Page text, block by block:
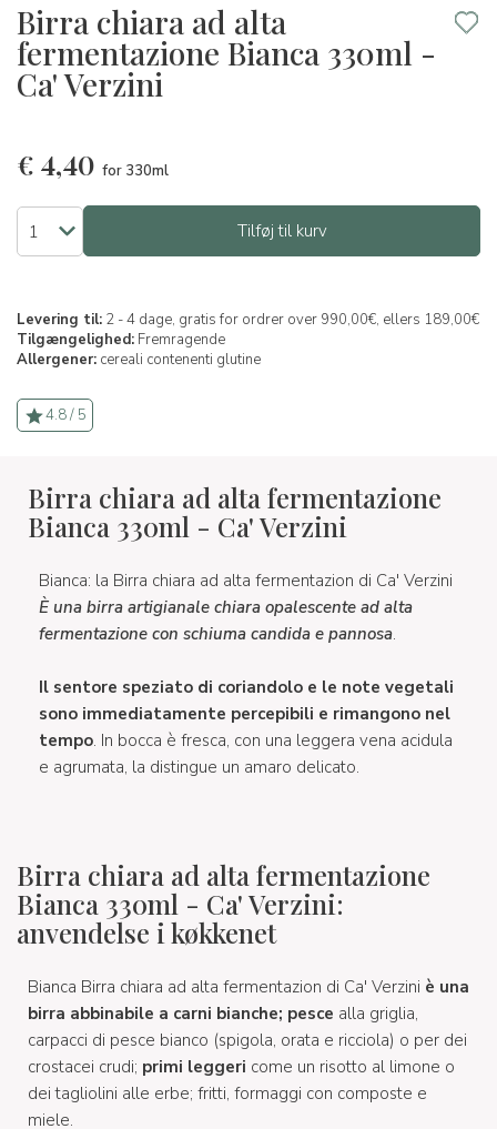
Birra chiara ad alta
fermentazione Bianca 330ml -
Ca' Verzini
€ 4,40 for 330ml
Tilføj til kurv
Levering til: 2 - 4 dage, gratis for ordrer over 990,00€, ellers 189,00€
Tilgængelighed: Fremragende
Allergener: cereali contenenti glutine
4.8 / 5
Birra chiara ad alta fermentazione
Bianca 330ml - Ca' Verzini
Bianca: la Birra chiara ad alta fermentazion di Ca' Verzini
È una birra artigianale chiara opalescente ad alta
fermentazione con schiuma candida e pannosa.
Il sentore speziato di coriandolo e le note vegetali
sono immediatamente percepibili e rimangono nel
tempo. In bocca è fresca, con una leggera vena acidula
e agrumata, la distingue un amaro delicato.
Birra chiara ad alta fermentazione
Bianca 330ml - Ca' Verzini:
anvendelse i køkkenet
Bianca Birra chiara ad alta fermentazion di Ca' Verzini è una
birra abbinabile a carni bianche; pesce alla griglia,
carpacci di pesce bianco (spigola, orata e ricciola) o per dei
crostacei crudi; primi leggeri come un risotto al limone o
dei tagliolini alle erbe; fritti, formaggi con composte e
miele.